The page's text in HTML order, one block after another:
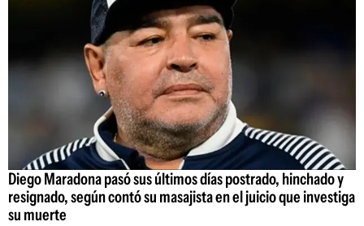
Diego Maradona pasó sus últimos días postrado, hinchado y
resignado, según contó su masajista en el juicio que investiga
su muerte